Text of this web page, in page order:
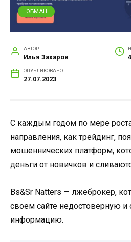
ОБМАН
АВТОР
Илья Захаров
ОПУБЛИКОВАНО
27.07.2023
С каждым годом по мере роста
направления, как трейдинг,
мошеннических платформ,
деньги от новичков и
Bs&Sr Natters — лжеброкер,
своем сайте недостоверную
информацию.